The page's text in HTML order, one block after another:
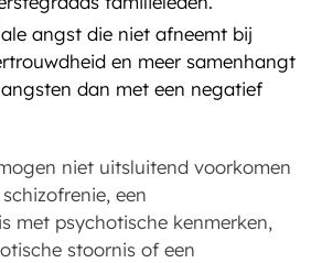
angst die niet afneemt bij
en meer samenhangt
dan met een negatief
niet uitsluitend voorkomen
een
met psychotische kenmerken,
stoornis of een